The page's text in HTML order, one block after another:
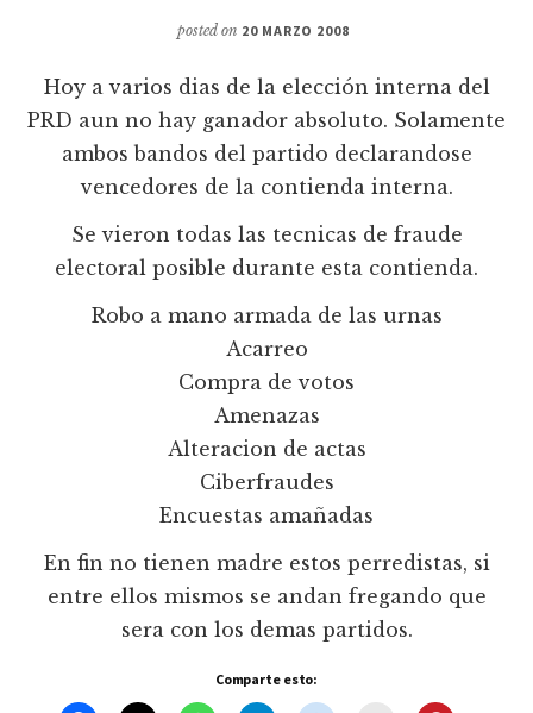
posted on 20 MARZO 2008
Hoy a varios dias de la elección interna del
PRD aun no hay ganador absoluto. Solamente
ambos bandos del partido declarandose
vencedores de la contienda interna.
Se vieron todas las tecnicas de fraude
electoral posible durante esta contienda.
Robo a mano armada de las urnas
Acarreo
Compra de votos
Amenazas
Alteracion de actas
Ciberfraudes
Encuestas amañadas
En fin no tienen madre estos perredistas, si
entre ellos mismos se andan fregando que
sera con los demas partidos.
Comparte esto: